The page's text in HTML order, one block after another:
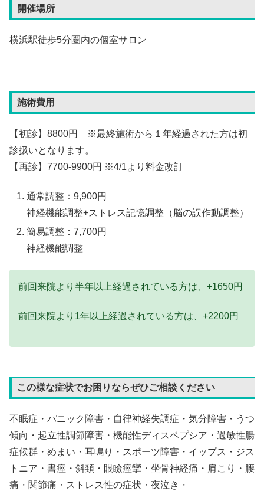
開催場所
横浜駅徒歩5分圏内の個室サロン
施術費用
【初診】8800円 ※最終施術から１年経過された方は初
診扱いとなります。
【再診】7700-9900円 ※4/1より料金改訂
通常調整：9,900円
神経機能調整+ストレス記憶調整（脳の誤作動調整）
簡易調整：7,700円
神経機能調整
前回来院より半年以上経過されている方は、+1650円
前回来院より1年以上経過されている方は、+2200円
この様な症状でお困りならぜひご相談ください
不眠症・パニック障害・自律神経失調症・気分障害・うつ
傾向・起立性調節障害・機能性ディスペプシア・過敏性腸
症候群・めまい・耳鳴り・スポーツ障害・イップス・ジス
トニア・書痙・斜頚・眼瞼痙攣・坐骨神経痛・肩こり・腰
痛・関節痛・ストレス性の症状・夜泣き・